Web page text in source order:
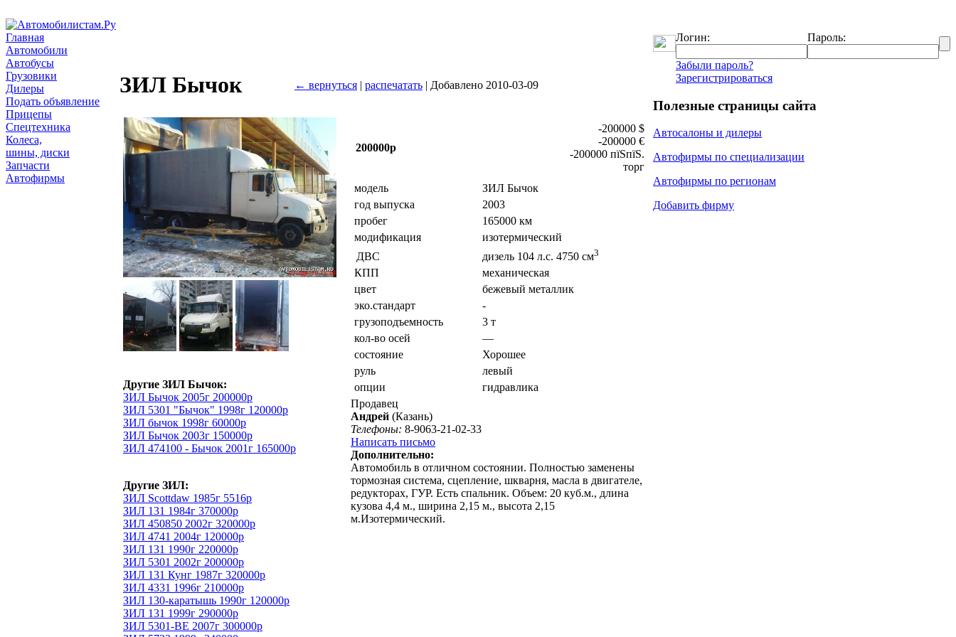
Главная
Автомобили
Автобусы
Грузовики
Дилеры
Подать объявление
Прицепы
Спецтехника
Колеса,
шины, диски
Запчасти
Автофирмы
ЗИЛ Бычок ← вернуться | распечатать | Добавлено 2010-03-09
Другие ЗИЛ Бычок:
ЗИЛ Бычок 2005г 200000р
ЗИЛ 5301 "Бычок" 1998г 120000р
ЗИЛ бычок 1998г 60000р
ЗИЛ Бычок 2003г 150000р
ЗИЛ 474100 - Бычок 2001г 165000р
Другие ЗИЛ:
ЗИЛ Scottdaw 1985г 5516р
ЗИЛ 131 1984г 370000р
ЗИЛ 450850 2002г 320000р
ЗИЛ 4741 2004г 120000р
ЗИЛ 131 1990г 220000р
ЗИЛ 5301 2002г 200000р
ЗИЛ 131 Кунг 1987г 320000р
ЗИЛ 4331 1996г 210000р
ЗИЛ 130-каратышь 1990г 120000р
ЗИЛ 131 1999г 290000р
ЗИЛ 5301-ВЕ 2007г 300000р
200000р
-200000 $
-200000 €
-200000 пїЅпїЅ.
торг
модель
ЗИЛ Бычок
год выпуска
2003
пробег
165000 км
модификация
изотермический
ДВС
дизель 104 л.с. 4750 см3
КПП
механическая
цвет
бежевый металлик
эко.стандарт
-
грузоподъемность
3 т
кол-во осей
—
состояние
Хорошее
руль
левый
опции
гидравлика
Продавец
Андрей (Казань)
Телефоны: 8-9063-21-02-33
Написать письмо
Дополнительно:
Автомобиль в отличном состоянии. Полностью заменены
тормозная система, сцепление, шкварня, масла в двигателе,
редукторах, ГУР. Есть спальник. Объем: 20 куб.м., длина
кузова 4,4 м., ширина 2,15 м., высота 2,15
м.Изотермический.
Логин: Пароль:
Забыли пароль?
Зарегистрироваться
Полезные страницы сайта
Автосалоны и дилеры
Автофирмы по специализации
Автофирмы по регионам
Добавить фирму